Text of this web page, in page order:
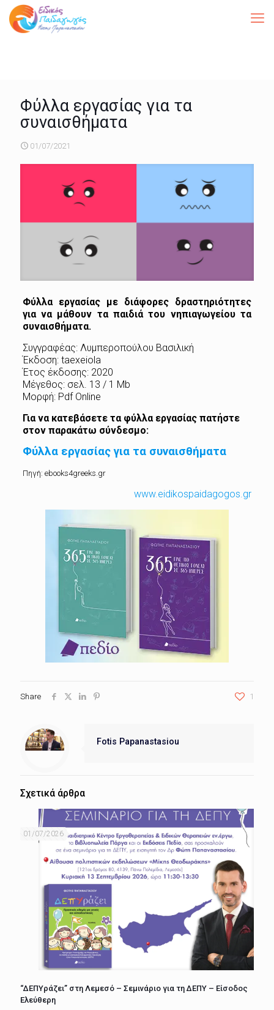
Φύλλα εργασίας για τα
συναισθήματα
01/07/2021
Φύλλα εργασίας με διάφορες δραστηριότητες
για να μάθουν τα παιδιά του νηπιαγωγείου τα
συναισθήματα.
Συγγραφέας: Λυμπεροπούλου Βασιλική
Έκδοση: taexeiola
Έτος έκδοσης: 2020
Μέγεθος: σελ. 13 / 1 Mb
Μορφή: Pdf Online
Για να κατεβάσετε τα φύλλα εργασίας πατήστε
στον παρακάτω σύνδεσμο:
Φύλλα εργασίας για τα συναισθήματα
Πηγή: ebooks4greeks.gr
www.eidikospaidagogos.gr
Share 1
Fotis Papanastasiou
Σχετικά άρθρα
01/07/2026
“ΔΕΠΥράζει” στη Λεμεσό – Σεμινάριο για τη ΔΕΠΥ – Είσοδος
Ελεύθερη